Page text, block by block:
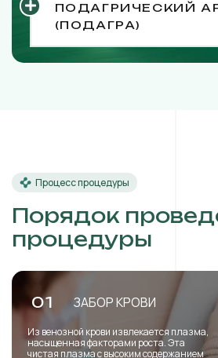
ПОДАГРИЧЕСКИЙ
(ПОДАГРА)
Процесс процедуры
Порядок
процедуры
01 ЗАБОР КРОВИ
Из венозной крови извлекается плазма,
насыщенная факторами роста. Эта
чистая плазма с высоким содержанием